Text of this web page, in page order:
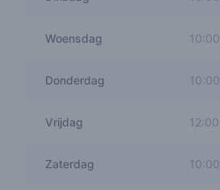
Woensdag 10:00
Donderdag 10:00
Vrijdag 12:00
Zaterdag 10:00